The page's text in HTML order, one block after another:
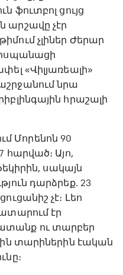
ֆուտբոլ ցույց
արշավը չէր
չլիներ Ժերար
իսպանացի
«Վիլյառեալի»
նրա
հրաշալի
Մորենոն 90
հարված։ Այո,
սակայն
դարձրեք. 23
չէ։ Լեո
էր
ու տարբեր
տարիներին էական